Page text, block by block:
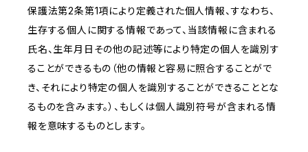
保護法第2条第1項により定義された個人情報、すなわち、
生存する個人に関する情報であって、当該情報に含まれる
氏名、生年月日その他の記述等により特定の個人を識別す
ることができるもの（他の情報と容易に照合することがで
き、それにより特定の個人を識別することができることとな
るものを含みます。）、もしくは個人識別符号が含まれる情
報を意味するものとします。